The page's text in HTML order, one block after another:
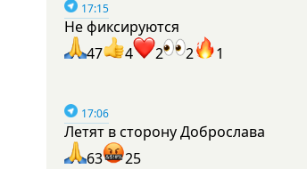
17:15
Не фиксируются
47
4 2 2 1
17:06
Летят в сторону Доброслава
63
25